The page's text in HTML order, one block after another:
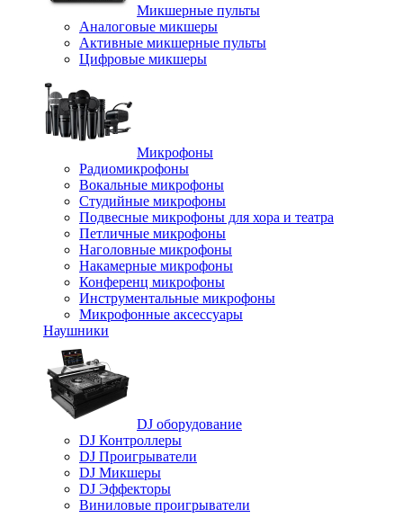
Микшерные пульты
Аналоговые микшеры
Активные микшерные пульты
Цифровые микшеры
Микрофоны
Радиомикрофоны
Вокальные микрофоны
Студийные микрофоны
Подвесные микрофоны для хора и театра
Петличные микрофоны
Наголовные микрофоны
Накамерные микрофоны
Конференц микрофоны
Инструментальные микрофоны
Микрофонные аксессуары
Наушники
DJ оборудование
DJ Контроллеры
DJ Проигрыватели
DJ Микшеры
DJ Эффекторы
Виниловые проигрыватели